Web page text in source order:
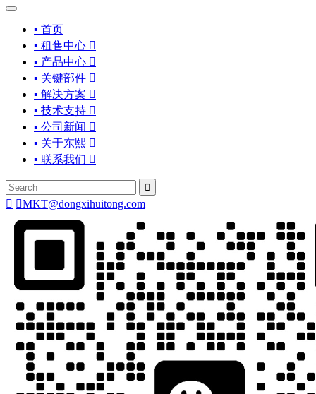
▪ 首页
▪ 租售中心 
▪ 产品中心 
▪ 关键部件 
▪ 解决方案 
▪ 技术支持 
▪ 公司新闻 
▪ 关于东熙 
▪ 联系我们 

 MKT@dongxihuitong.com